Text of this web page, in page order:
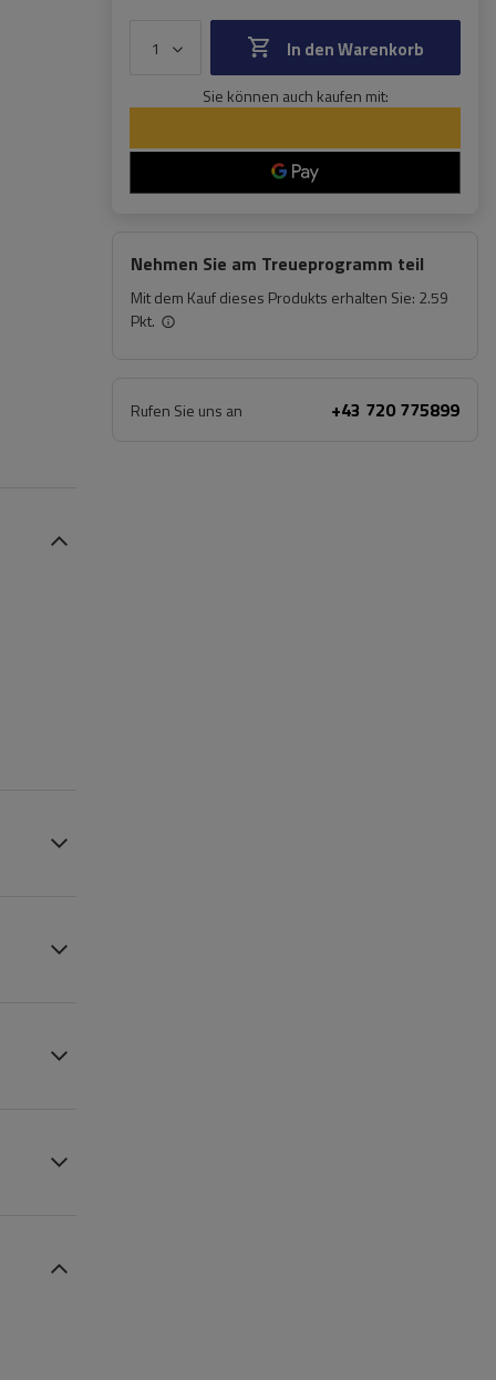
In den Warenkorb
Sie können auch kaufen mit:
Nehmen Sie am Treueprogramm teil
Mit dem Kauf dieses Produkts erhalten Sie: 2.59
Pkt.
Rufen Sie uns an +43 720 775899